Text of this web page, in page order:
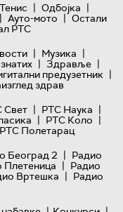
Тенис | Одбојка |
| Ауто-мото | Остали
РТС
| Музика |
| Здравље |
предузетник |
здрав
Свет | РТС Наука |
| РТС Коло |
РТС Полетарац
Београд 2 | Радио
Плетеница | Радио
Вртешка | Радио